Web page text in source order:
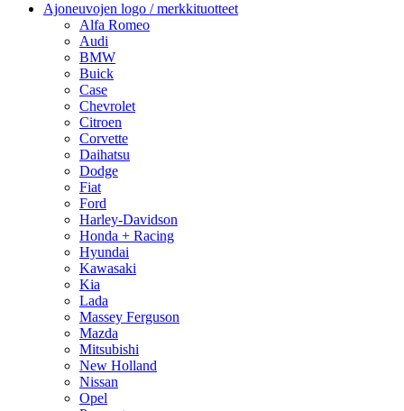
Ajoneuvojen logo / merkkituotteet
Alfa Romeo
Audi
BMW
Buick
Case
Chevrolet
Citroen
Corvette
Daihatsu
Dodge
Fiat
Ford
Harley-Davidson
Honda + Racing
Hyundai
Kawasaki
Kia
Lada
Massey Ferguson
Mazda
Mitsubishi
New Holland
Nissan
Opel